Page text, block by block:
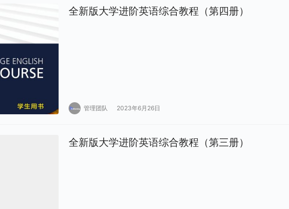
全新版大学进阶英语综合教程（第四册）
管理团队 2023年6月26日
全新版大学进阶英语综合教程（第三册）